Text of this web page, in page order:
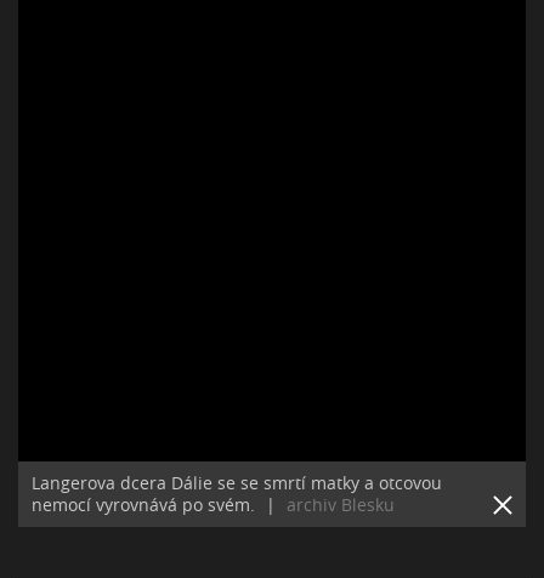
Langerova dcera Dálie se se smrtí matky a otcovou
nemocí vyrovnává po svém.
| archiv Blesku